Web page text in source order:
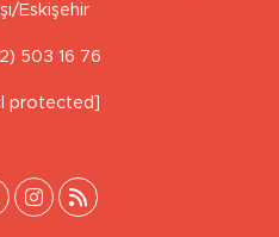
Eskişehir
503 16 76
protected]